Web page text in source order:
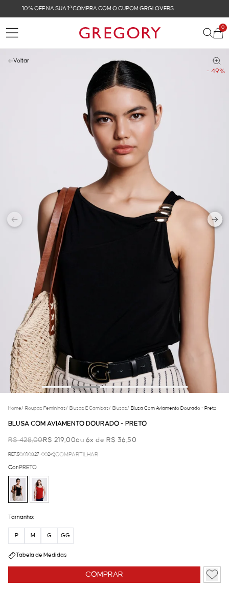
FRETE GRÁTIS NAS COMPRAS ACIMA DE R$ 899
0
- 49%
Voltar
Home/ Roupas Femininas/ Blusas E Camisas/ Blusas/ Blusa Com Aviamento Dourado - Preto
BLUSA COM AVIAMENTO DOURADO - PRETO
R$ 428,00R$ 219,00ou 6x de R$ 36,50
REF.50.01.0827-002 COMPARTILHAR
COMPRAR
Cor:PRETO
Tamanho:
P M G GG
Tabela de Medidas